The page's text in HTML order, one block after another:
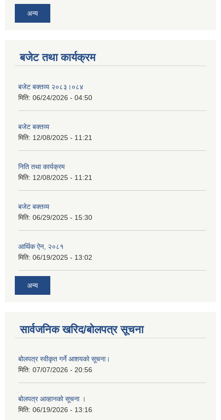
अन्य
बजेट तथा कार्यक्रम
बजेट बक्तव्य २०८३।०८४
मिति: 06/24/2026 - 04:50
बजेट बक्तव्य
मिति: 12/08/2025 - 11:21
निति तथा कार्यक्रम
मिति: 12/08/2025 - 11:21
बजेट बक्तव्य
मिति: 06/29/2025 - 15:30
आर्थिक ऐन, २०८१
मिति: 06/19/2025 - 13:02
अन्य
सार्वजनिक खरिद/बोलपत्र सूचना
बोलपत्र स्वीकृत गर्ने आशयको सूचना।
मिति: 07/07/2026 - 20:56
बोलपत्र आव्हानको सूचना ।
मिति: 06/19/2026 - 13:16